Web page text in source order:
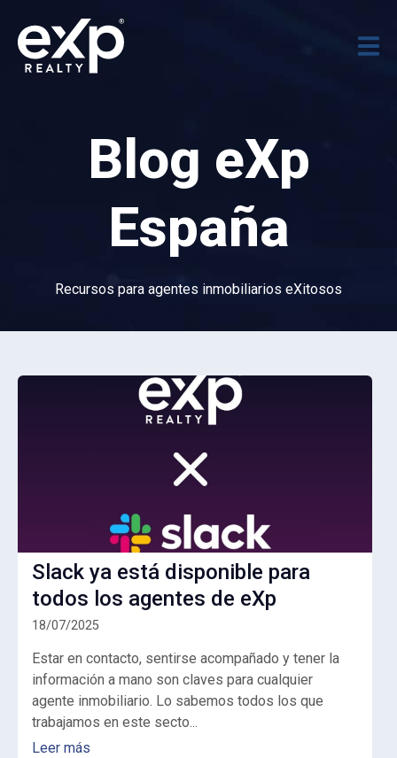
Blog eXp
España
Recursos para agentes inmobiliarios eXitosos
Slack ya está disponible para
todos los agentes de eXp
18/07/2025
Estar en contacto, sentirse acompañado y tener la
información a mano son claves para cualquier
agente inmobiliario. Lo sabemos todos los que
trabajamos en este secto...
Leer más